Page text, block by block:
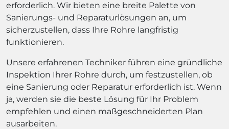
erforderlich. Wir bieten eine breite Palette von
Sanierungs- und Reparaturlösungen an, um
sicherzustellen, dass Ihre Rohre langfristig
funktionieren.
Unsere erfahrenen Techniker führen eine gründliche
Inspektion Ihrer Rohre durch, um festzustellen, ob
eine Sanierung oder Reparatur erforderlich ist. Wenn
ja, werden sie die beste Lösung für Ihr Problem
empfehlen und einen maßgeschneiderten Plan
ausarbeiten.